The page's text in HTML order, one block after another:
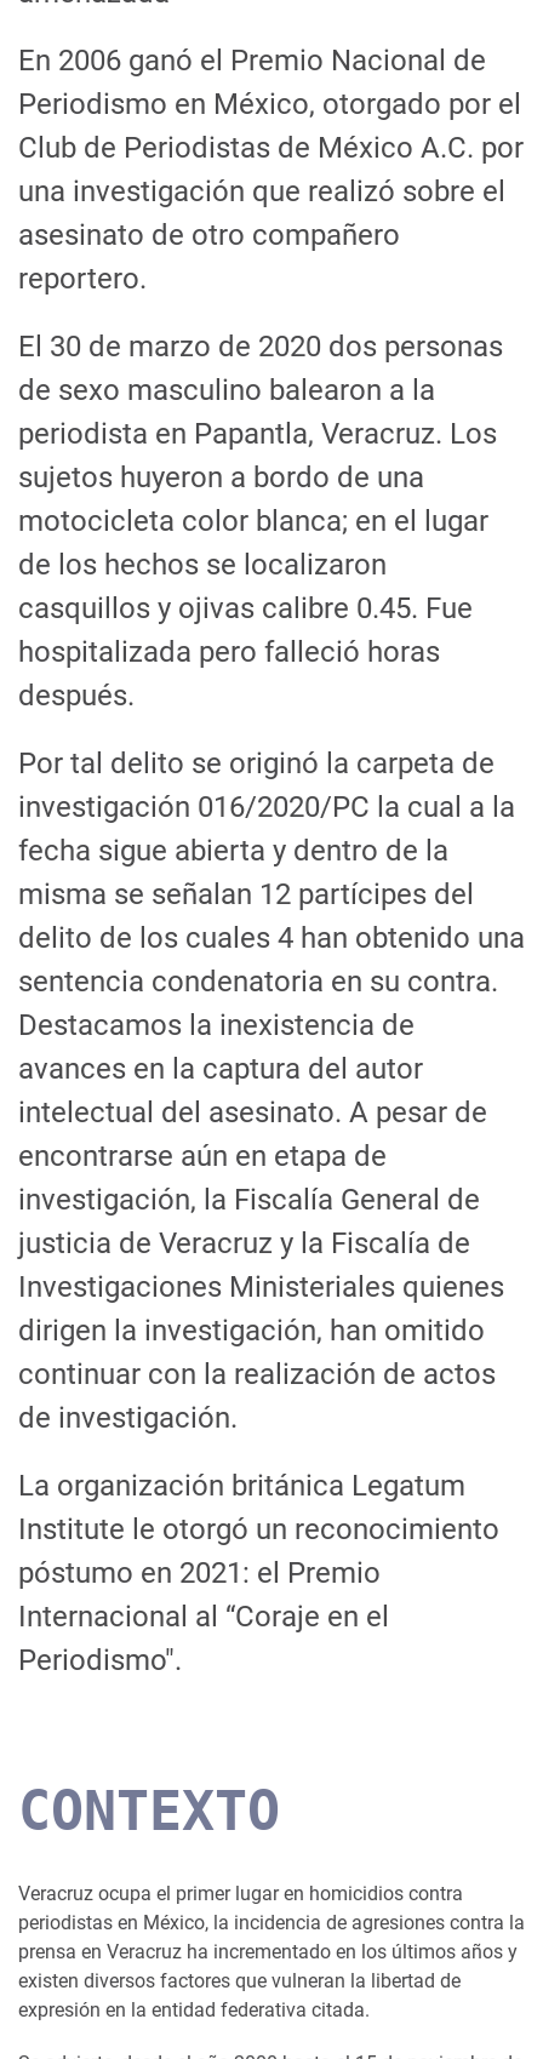
En 2006 ganó el Premio Nacional de
Periodismo en México, otorgado por el
Club de Periodistas de México A.C. por
una investigación que realizó sobre el
asesinato de otro compañero
reportero.
El 30 de marzo de 2020 dos personas
de sexo masculino balearon a la
periodista en Papantla, Veracruz. Los
sujetos huyeron a bordo de una
motocicleta color blanca; en el lugar
de los hechos se localizaron
casquillos y ojivas calibre 0.45. Fue
hospitalizada pero falleció horas
después.
Por tal delito se originó la carpeta de
investigación 016/2020/PC la cual a la
fecha sigue abierta y dentro de la
misma se señalan 12 partícipes del
delito de los cuales 4 han obtenido una
sentencia condenatoria en su contra.
Destacamos la inexistencia de
avances en la captura del autor
intelectual del asesinato. A pesar de
encontrarse aún en etapa de
investigación, la Fiscalía General de
justicia de Veracruz y la Fiscalía de
Investigaciones Ministeriales quienes
dirigen la investigación, han omitido
continuar con la realización de actos
de investigación.
La organización británica Legatum
Institute le otorgó un reconocimiento
póstumo en 2021: el Premio
Internacional al “Coraje en el
Periodismo".
CONTEXTO
Veracruz ocupa el primer lugar en homicidios contra
periodistas en México, la incidencia de agresiones contra la
prensa en Veracruz ha incrementado en los últimos años y
existen diversos factores que vulneran la libertad de
expresión en la entidad federativa citada.